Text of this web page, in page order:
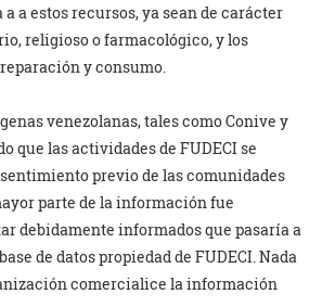
a estos recursos, ya sean de carácter
religioso o farmacológico, y los
y consumo.
venezolanas, tales como Conive y
que las actividades de FUDECI se
previo de las comunidades
parte de la información fue
debidamente informados que pasaría a
de datos propiedad de FUDECI. Nada
comercialice la información